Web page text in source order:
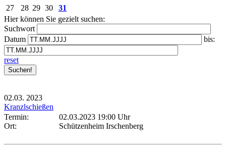
27
28 29 30
31
Hier können Sie gezielt suchen:
Suchwort
Datum
bis:
reset
02.03. 2023
Kranzlschießen
Termin:
02.03.2023 19:00 Uhr
Ort:
Schützenheim Irschenberg